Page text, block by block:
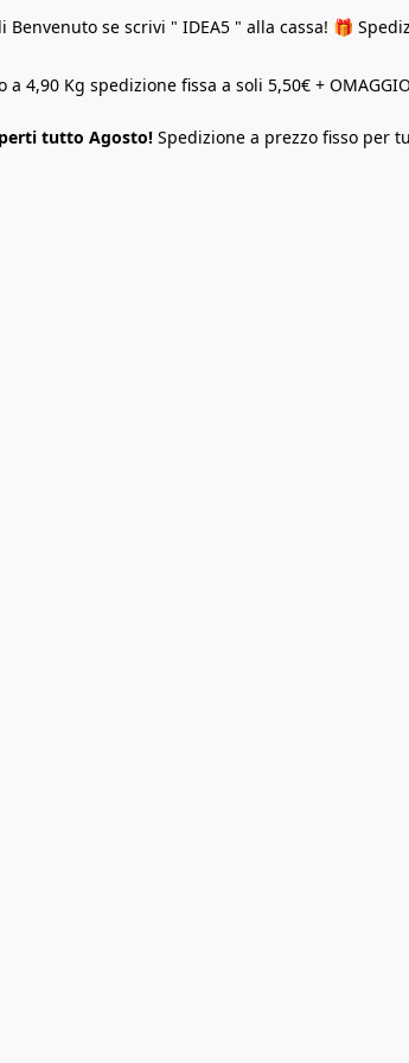
Benvenuto se scrivi " IDEA5 " alla cassa! 🎁
a 4,90 Kg spedizione fissa a soli 5,50€ +
tutto Agosto! Spedizione a prezzo fisso per